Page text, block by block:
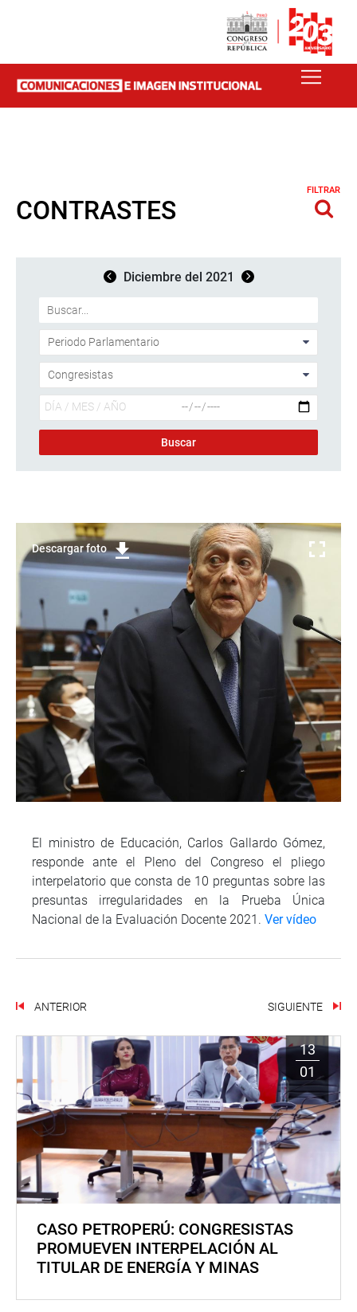
CONTRASTES
FILTRAR
Diciembre del 2021
Descargar foto
El ministro de Educación, Carlos Gallardo Gómez,
responde ante el Pleno del Congreso el pliego
interpelatorio que consta de 10 preguntas sobre las
presuntas irregularidades en la Prueba Única
Nacional de la Evaluación Docente 2021. Ver vídeo
ANTERIOR SIGUIENTE
13
01
CASO PETROPERÚ: CONGRESISTAS
PROMUEVEN INTERPELACIÓN AL
TITULAR DE ENERGÍA Y MINAS